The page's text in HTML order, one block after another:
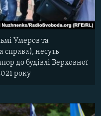
Умеров та
справа), несуть
до будівлі Верховної
року